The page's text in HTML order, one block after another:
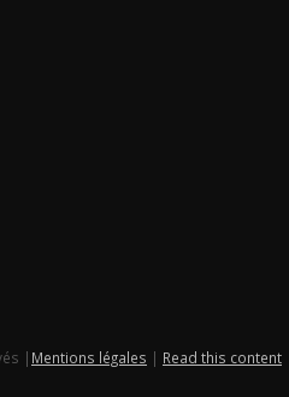
| Mentions légales | Read this content